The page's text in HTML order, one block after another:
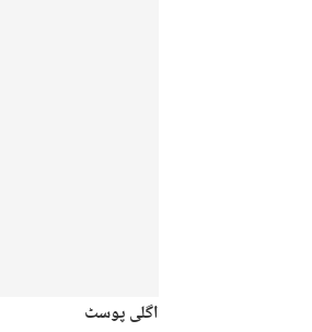
اگلی پوسٹ